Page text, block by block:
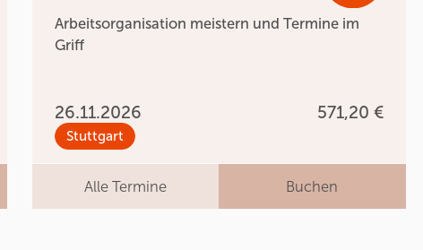
Arbeitsorganisation meistern und Termine im
Griff
26.11.2026 571,20 €
Stuttgart
Alle Termine Buchen